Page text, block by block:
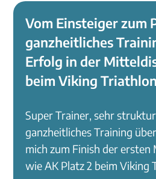
Vom Einsteiger zum
ganzheitliches
Erfolg in der
beim Viking Triathlon
Super Trainer, sehr
ganzheitliches Training
mich zum Finish der
wie AK Platz 2 beim Viking